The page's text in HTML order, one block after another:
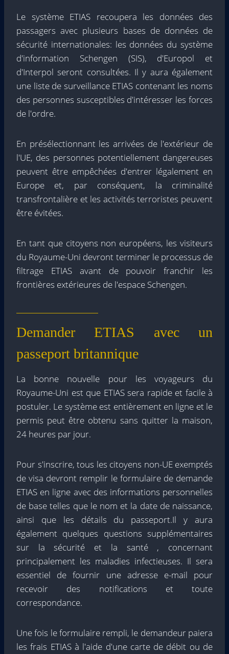
Le système ETIAS recoupera les données des
passagers avec plusieurs bases de données de
sécurité internationales: les données du système
d'information Schengen (SIS), d'Europol et
d'Interpol seront consultées. Il y aura également
une liste de surveillance ETIAS contenant les noms
des personnes susceptibles d'intéresser les forces
de l'ordre.
En présélectionnant les arrivées de l'extérieur de
l'UE, des personnes potentiellement dangereuses
peuvent être empêchées d'entrer légalement en
Europe et, par conséquent, la criminalité
transfrontalière et les activités terroristes peuvent
être évitées.
En tant que citoyens non européens, les visiteurs
du Royaume-Uni devront terminer le processus de
filtrage ETIAS avant de pouvoir franchir les
frontières extérieures de l'espace Schengen.
Demander ETIAS avec un
passeport britannique
La bonne nouvelle pour les voyageurs du
Royaume-Uni est que ETIAS sera rapide et facile à
postuler. Le système est entièrement en ligne et le
permis peut être obtenu sans quitter la maison,
24 heures par jour.
Pour s'inscrire, tous les citoyens non-UE exemptés
de visa devront remplir le formulaire de demande
ETIAS en ligne avec des informations personnelles
de base telles que le nom et la date de naissance,
ainsi que les détails du passeport.Il y aura
également quelques questions supplémentaires
sur la sécurité et la santé , concernant
principalement les maladies infectieuses. Il sera
essentiel de fournir une adresse e-mail pour
recevoir des notifications et toute
correspondance.
Une fois le formulaire rempli, le demandeur paiera
les frais ETIAS à l'aide d'une carte de débit ou de